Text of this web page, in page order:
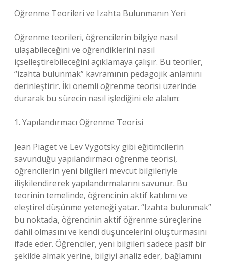
Öğrenme Teorileri ve Izahta Bulunmanın Yeri
Öğrenme teorileri, öğrencilerin bilgiye nasıl
ulaşabileceğini ve öğrendiklerini nasıl
içselleştirebileceğini açıklamaya çalışır. Bu teoriler,
“izahta bulunmak” kavramının pedagojik anlamını
derinleştirir. İki önemli öğrenme teorisi üzerinde
durarak bu sürecin nasıl işlediğini ele alalım:
1. Yapılandırmacı Öğrenme Teorisi
Jean Piaget ve Lev Vygotsky gibi eğitimcilerin
savunduğu yapılandırmacı öğrenme teorisi,
öğrencilerin yeni bilgileri mevcut bilgileriyle
ilişkilendirerek yapılandırmalarını savunur. Bu
teorinin temelinde, öğrencinin aktif katılımı ve
eleştirel düşünme yeteneği yatar. “Izahta bulunmak”
bu noktada, öğrencinin aktif öğrenme süreçlerine
dahil olmasını ve kendi düşüncelerini oluşturmasını
ifade eder. Öğrenciler, yeni bilgileri sadece pasif bir
şekilde almak yerine, bilgiyi analiz eder, bağlamını